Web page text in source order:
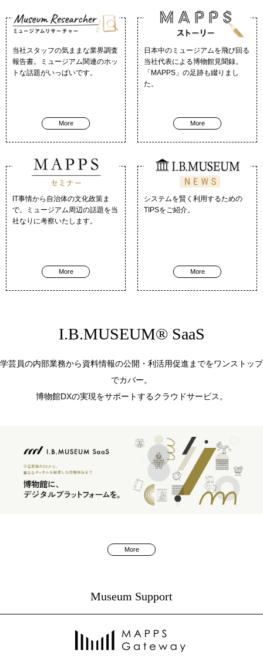
当社スタッフの気ままな業界調査
報告書。ミュージアム関連のホッ
トな話題がいっぱいです。
More
日本中のミュージアムを飛び回る
当社代表による博物館見聞録。
「MAPPS」の足跡も綴りまし
た。
More
IT事情から自治体の文化政策ま
で。ミュージアム周辺の話題を当
社なりに考察いたします。
More
システムを賢く利用するための
TIPSをご紹介。
More
I.B.MUSEUM® SaaS
学芸員の内部業務から資料情報の公開・利活用促進までをワンストップ
でカバー。
博物館DXの実現をサポートするクラウドサービス。
More
Museum Support